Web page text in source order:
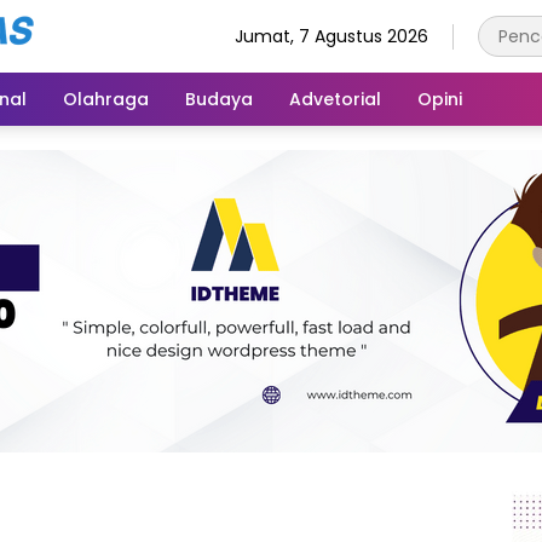
Jumat, 7 Agustus 2026
Olahraga Budaya Advetorial Opini